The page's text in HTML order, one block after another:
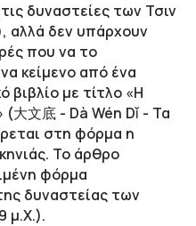
δυναστείες των Τσιν
αλλά δεν υπάρχουν
που να το
κείμενο από ένα
βιβλίο με τίτλο «Η
大文底 - Dà Wén Dǐ - Τα
στη φόρμα η
Το άρθρο
φόρμα
δυναστείας των
μ.Χ.).